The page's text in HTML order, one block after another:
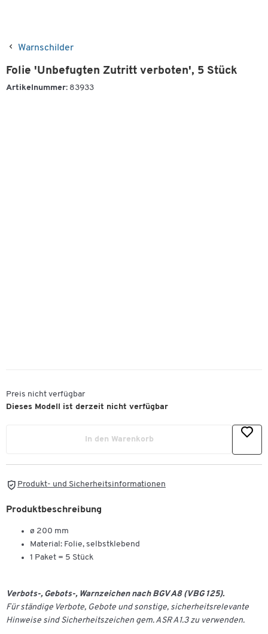
Warnschilder
Folie 'Unbefugten Zutritt verboten', 5 Stück
Artikelnummer: 83933
Preis nicht verfügbar
Dieses Modell ist derzeit nicht verfügbar
In den Warenkorb
Produkt- und Sicherheitsinformationen
Produktbeschreibung
ø 200 mm
Material: Folie, selbstklebend
1 Paket = 5 Stück
Verbots-, Gebots-, Warnzeichen nach BGV A8 (VBG 125).
Für ständige Verbote, Gebote und sonstige, sicherheitsrelevante
Hinweise sind Sicherheitszeichen gem. ASR A1.3 zu verwenden.